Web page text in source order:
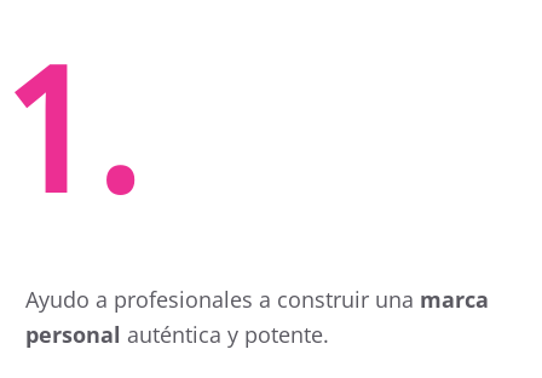
1.
Ayudo a profesionales a construir una marca
personal auténtica y potente.